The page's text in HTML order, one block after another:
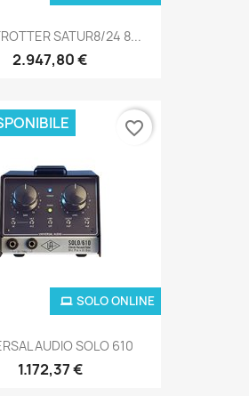
SATUR8/24 8...
2.947,80 €
AUDIO SOLO 610
1.172,37 €
SOLO ONLINE
favorite_border